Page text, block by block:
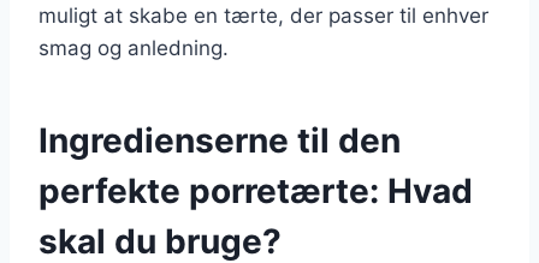
muligt at skabe en tærte, der passer til enhver
smag og anledning.
Ingredienserne til den
perfekte porretærte: Hvad
skal du bruge?